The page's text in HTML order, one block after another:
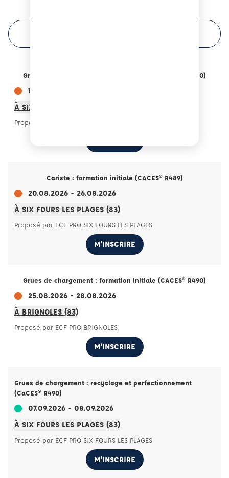
Grues de chargement : formation initiale (CACES® R490)
11.08.2026 - 14.08.2026
À SIX FOURS LES PLAGES (83)
Proposé par ECF PRO SIX FOURS LES PLAGES
Cariste : formation initiale (CACES® R489)
20.08.2026 - 26.08.2026
À SIX FOURS LES PLAGES (83)
Proposé par ECF PRO SIX FOURS LES PLAGES
M'INSCRIRE
Grues de chargement : formation initiale (CACES® R490)
25.08.2026 - 28.08.2026
À BRIGNOLES (83)
Proposé par ECF PRO BRIGNOLES
M'INSCRIRE
Grues de chargement : recyclage et perfectionnement
(CaCES® R490)
07.09.2026 - 08.09.2026
À SIX FOURS LES PLAGES (83)
Proposé par ECF PRO SIX FOURS LES PLAGES
M'INSCRIRE